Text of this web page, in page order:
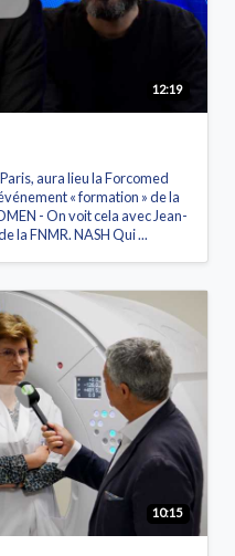
12:19
aura lieu la Forcomed
« formation » de la
- On voit cela avec Jean-
la FNMR. NASH Qui ...
10:15